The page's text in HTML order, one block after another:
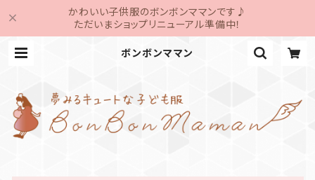
かわいい子供服のボンボンママンです♪
ただいまショップリニューアル準備中！
ボンボンママン